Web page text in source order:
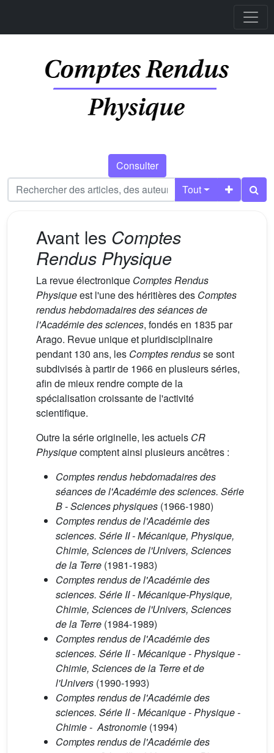
Consulter
Tout
Avant les Comptes
Rendus Physique
La revue électronique Comptes Rendus
Physiqueest l'une des héritières des Comptes
rendus hebdomadaires des séances de
l'Académie des sciences, fondés en 1835 par
Arago. Revue unique et pluridisciplinaire
pendant 130 ans, les Comptes rendusse sont
subdivisés à partir de 1966 en plusieurs séries,
afin de mieux rendre compte de la
spécialisation croissante de l'activité
scientifique.
Outre la série originelle, les actuels CR
Physiquecomptent ainsi plusieurs ancêtres :
Comptes rendus hebdomadaires des
séances de l'Académie des sciences. Série
B - Sciences physiques (1966-1980)
Comptes rendus de l'Académie des
sciences. Série II - Mécanique, Physique,
Chimie, Sciences de l'Univers, Sciences
de la Terre (1981-1983)
Comptes rendus de l'Académie des
sciences. Série II - Mécanique-Physique,
Chimie, Sciences de l'Univers, Sciences
de la Terre (1984-1989)
Comptes rendus de l'Académie des
sciences. Série II - Mécanique - Physique -
Chimie, Sciences de la Terre et de
l'Univers (1990-1993)
Comptes rendus de l'Académie des
sciences. Série II - Mécanique - Physique -
Chimie - Astronomie (1994)
Comptes rendus de l'Académie des